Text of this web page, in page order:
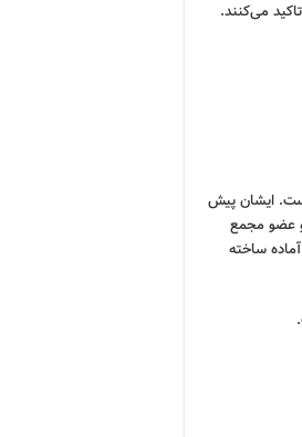
می‌کنند.
ایشان پیش
عضو مجمع
آماده ساخته